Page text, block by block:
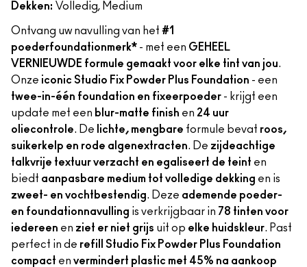
Dekken: Volledig, Medium
Ontvang uw navulling van het #1
poederfoundationmerk* - met een GEHEEL
VERNIEUWDE formule gemaakt voor elke tint van jou.
Onze iconic Studio Fix Powder Plus Foundation - een
twee-in-één foundation en fixeerpoeder - krijgt een
update met een blur-matte finish en 24 uur
oliecontrole. De lichte, mengbare formule bevat roos,
suikerkelp en rode algenextracten. De zijdeachtige
talkvrije textuur verzacht en egaliseert de teint en
biedt aanpasbare medium tot volledige dekking en is
zweet- en vochtbestendig. Deze ademende poeder-
en foundationnavulling is verkrijgbaar in 78 tinten voor
iedereen en ziet er niet grijs uit op elke huidskleur. Past
perfect in de refill Studio Fix Powder Plus Foundation
compact en vermindert plastic met 45% na aankoop